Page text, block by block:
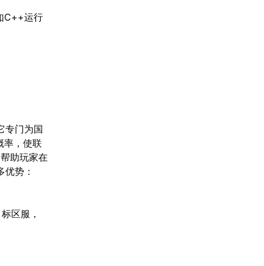
C++运行
专门为国
率，使联
助玩家在
势：
区服，